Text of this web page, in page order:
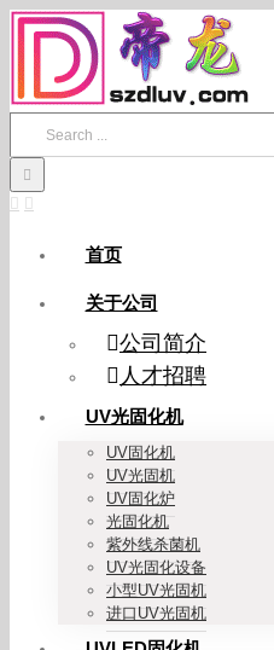
Skip
content
首页
关于公司
公司简介
人才招聘
UV光固化机
UV固化机
UV光固机
UV固化炉
光固化机
紫外线杀菌机
UV光固化设备
小型UV光固机
进口UV光固机